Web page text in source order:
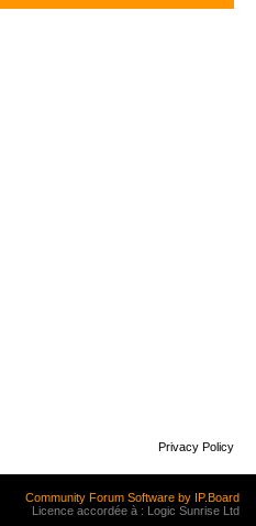
Privacy Policy
Community Forum Software by IP.Board
Licence accordée à : Logic Sunrise Ltd